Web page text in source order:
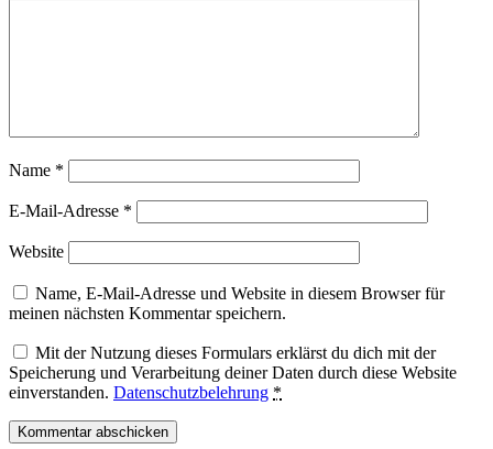
Name *
E-Mail-Adresse *
Website
Name, E-Mail-Adresse und Website in diesem Browser für
meinen nächsten Kommentar speichern.
Mit der Nutzung dieses Formulars erklärst du dich mit der
Speicherung und Verarbeitung deiner Daten durch diese Website
einverstanden. Datenschutzbelehrung *